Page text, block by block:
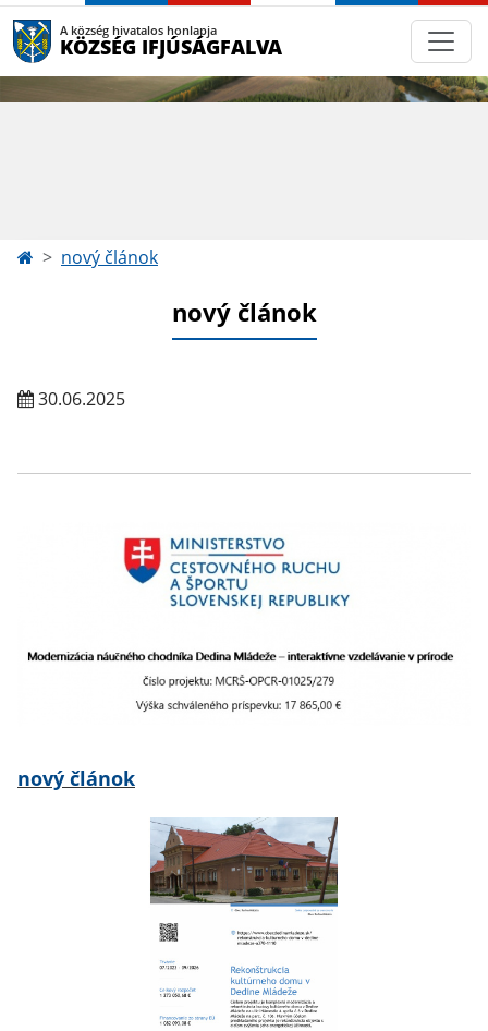
A község hivatalos honlapja
KÖZSÉG IFJÚSÁGFALVA
nový článok
nový článok
30.06.2025
nový článok